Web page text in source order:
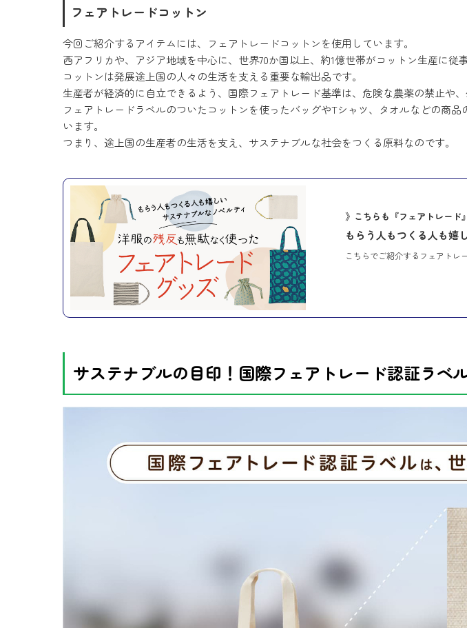
フェアトレードコットン
今回ご紹介するアイテムには、フェアトレードコットンを使用しています。
西アフリカや、アジア地域を中心に、世界70か国以上、約1億世帯がコットン生産に従
コットンは発展途上国の人々の生活を支える重要な輸出品です。
生産者が経済的に自立できるよう、国際フェアトレード基準は、危険な農薬の禁止や
フェアトレードラベルのついたコットンを使ったバッグやTシャツ、タオルなどの商
います。
つまり、途上国の生産者の生活を支え、サステナブルな社会をつくる原料なのです。
》こちらも『フェアトレード』
もらう人もつくる人も嬉
こちらでご紹介するフェアトレ
サステナブルの目印！国際フェアトレード認証ラベ